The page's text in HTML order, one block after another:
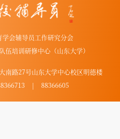
会辅导员工作研究分会
伍培训研修中心（山东大学）
南路27号山东大学中心校区明德楼
| 88366605